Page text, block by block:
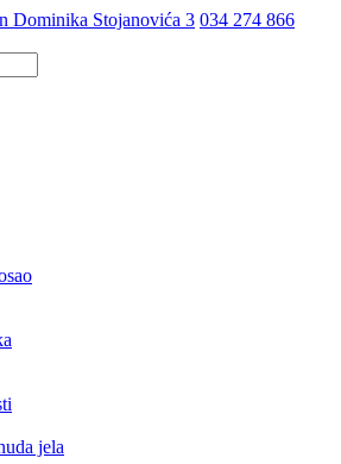
Dominika Stojanovića 3 034 274 866
jela